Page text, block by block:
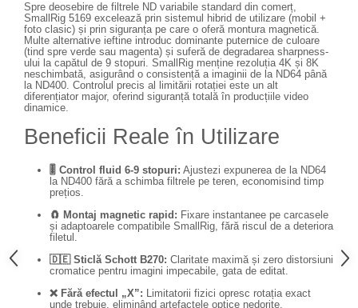
Spre deosebire de filtrele ND variabile standard din comerț,
SmallRig 5169 excelează prin sistemul hibrid de utilizare (mobil +
foto clasic) și prin siguranța pe care o oferă montura magnetică.
Multe alternative ieftine introduc dominante puternice de culoare
(tind spre verde sau magenta) și suferă de degradarea sharpness-
ului la capătul de 9 stopuri. SmallRig menține rezoluția 4K și 8K
neschimbată, asigurând o consistență a imaginii de la ND64 până
la ND400. Controlul precis al limitării rotației este un alt
diferențiator major, oferind siguranță totală în producțiile video
dinamice.
Beneficii Reale în Utilizare
🎚️ Control fluid 6-9 stopuri: Ajustezi expunerea de la ND64
la ND400 fără a schimba filtrele pe teren, economisind timp
prețios.
🧲 Montaj magnetic rapid: Fixare instantanee pe carcasele
și adaptoarele compatibile SmallRig, fără riscul de a deteriora
filetul.
🇩🇪 Sticlă Schott B270: Claritate maximă și zero distorsiuni
cromatice pentru imagini impecabile, gata de editat.
❌ Fără efectul „X”: Limitatorii fizici opresc rotația exact
unde trebuie, eliminând artefactele optice nedorite.